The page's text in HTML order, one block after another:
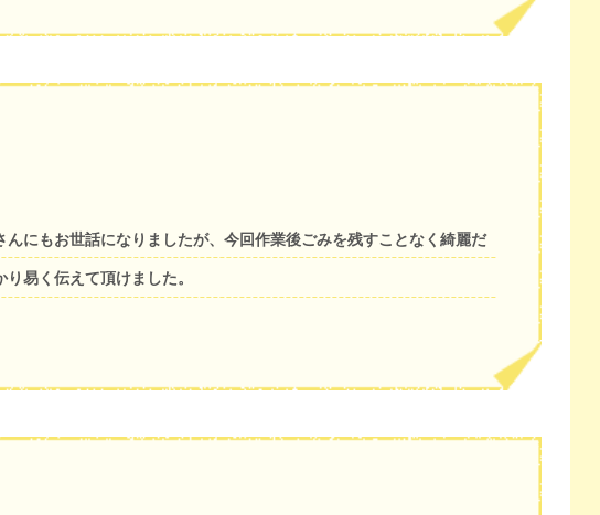
にもお世話になりましたが、今回作業後ごみを残すことなく綺麗だ
易く伝えて頂けました。